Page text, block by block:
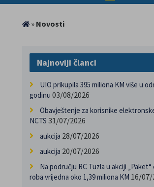
» Novosti
Najnoviji članci
UIO prikupila 395 miliona KM više u
godinu 03/08/2026
Obavještenje za korisnike
NCTS 31/07/2026
aukcija 28/07/2026
aukcija 20/07/2026
Na području RC Tuzla u akciji
roba vrijedna oko 1,39 miliona KM 16/07/